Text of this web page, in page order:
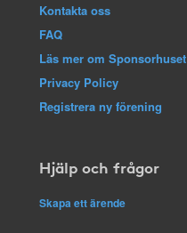
Kontakta oss
FAQ
Läs mer om Sponsorhuset
Privacy Policy
Registrera ny förening
Hjälp och frågor
Skapa ett ärende